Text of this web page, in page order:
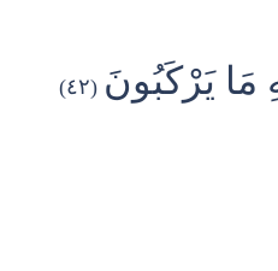
مَا يَرْكَبُونَ (٤٢)